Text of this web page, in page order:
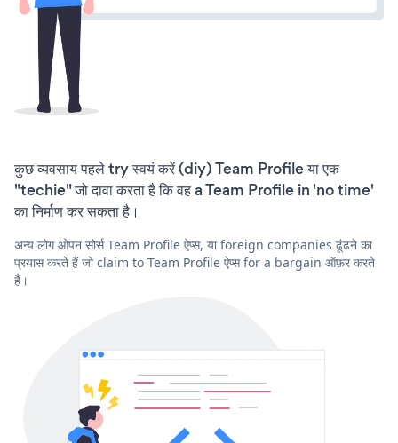
कुछ व्यवसाय पहले try स्वयं करें (diy) Team Profile या एक
"techie" जो दावा करता है कि वह a Team Profile in 'no time'
का निर्माण कर सकता है।
अन्य लोग ओपन सोर्स Team Profile ऐप्स, या foreign companies ढूंढने का
प्रयास करते हैं जो claim to Team Profile ऐप्स for a bargain ऑफ़र करते
हैं।